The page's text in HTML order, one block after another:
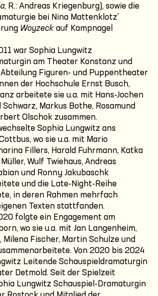
, R.: Andreas Kriegenburg), sowie die
bei Nina Mattenklotz'
Woyzeck auf Kampnagel
war Sophia Lungwitz
am Theater Konstanz und
Figuren- und Puppentheater
der Hochschule Ernst Busch,
arbeitete sie u.a. mit Hans-Jochen
Schwarz, Markus Bothe, Rosamund
Olschok zusammen.
Sophia Lungwitz ans
wo sie u.a. mit Mario
Fillers, Harald Fuhrmann, Katka
Wulf Twiehaus, Andreas
und Ronny Jakubaschk
und die Late-Night-Reihe
in deren Rahmen mehrfach
Texten stattfanden.
folgte ein Engagement am
wo sie u.a. mit Jan Langenheim,
Milena Fischer, Martin Schulze und
Von 2020 bis 2024
Leitende Schauspieldramaturgin
Detmold. Seit der Spielzeit
Lungwitz Schauspiel-Dramaturgin